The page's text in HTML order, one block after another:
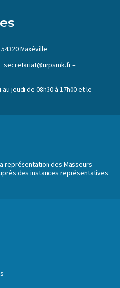
Maxéville
secretariat@urpsmk.fr –
jeudi de 08h30 à 17h00 et le
la représentation des Masseurs-
des instances représentatives